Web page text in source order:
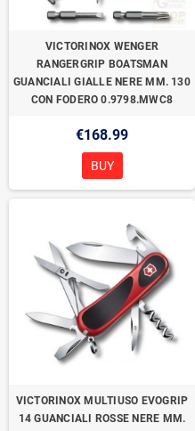
VICTORINOX WENGER
RANGERGRIP BOATSMAN
GUANCIALI GIALLE NERE MM. 130
CON FODERO 0.9798.MWC8
€168.99
BUY
VICTORINOX MULTIUSO EVOGRIP
14 GUANCIALI ROSSE NERE MM.